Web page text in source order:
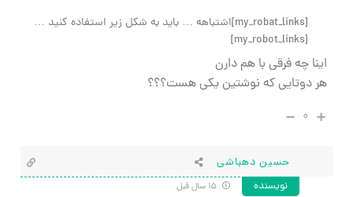
[my_robat_links]اشتباهه … باید به شکل زیر استفاده کنید …
[my_robot_links]
اینا چه فرقی با هم دارن
هر دوتایی که نوشتین یکی هست؟؟؟
۰
حسین دهباشی
نویسنده